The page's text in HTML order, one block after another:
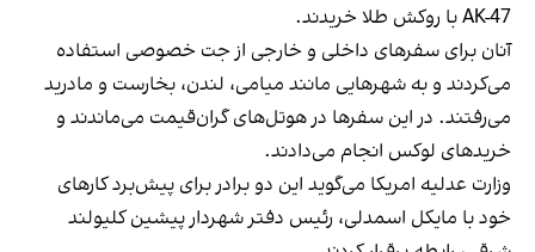
AK-47 با روکش طلا خریدند.
آنان برای سفرهای داخلی و خارجی از جت خصوصی استفاده
می‌کردند و به شهرهایی مانند میامی، لندن، بخارست و مادرید
می‌رفتند. در این سفرها در هوتل‌های گران‌قیمت می‌ماندند و
خریدهای لوکس انجام می‌دادند.
وزارت عدلیه امریکا می‌گوید این دو برادر برای پیش‌برد کارهای
خود با مایکل اسمدلی، رئیس دفتر شهردار پیشین کلیولند